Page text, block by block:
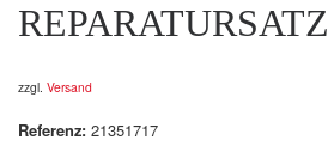
REPARATURSATZ
zzgl. Versand
Referenz: 21351717